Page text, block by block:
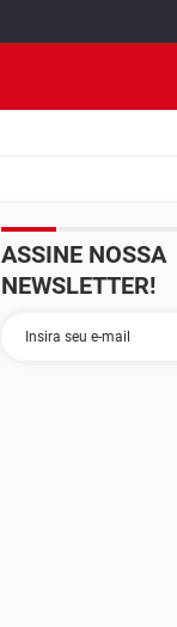
ASSINE NOSSA
NEWSLETTER!